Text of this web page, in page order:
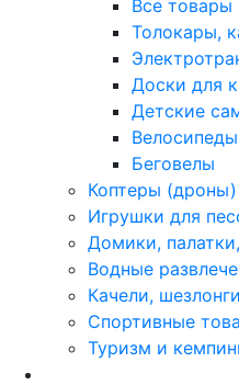
Все товары
Толокары,
Доски для
Детские
Велосипеды
Беговелы
Коптеры (дроны)
Игрушки для
Домики,
Водные
Качели,
Спортивные
Туризм и